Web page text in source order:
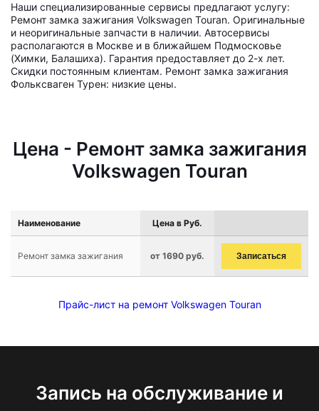
Наши специализированные сервисы предлагают услугу:
Ремонт замка зажигания Volkswagen Touran. Оригинальные
и неоригинальные запчасти в наличии. Автосервисы
располагаются в Москве и в ближайшем Подмосковье
(Химки, Балашиха). Гарантия предоставляет до 2-х лет.
Скидки постоянным клиентам. Ремонт замка зажигания
Фольксваген Турен: низкие цены.
Цена - Ремонт замка зажигания
Volkswagen Touran
Наименование Цена в Руб.
Ремонт замка зажигания от 1690 руб. Записаться
Прайс-лист на ремонт Volkswagen Touran
Запись на обслуживание и